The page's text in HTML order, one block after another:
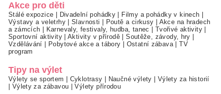
Akce pro děti
Stálé expozice Divadelní pohádky Filmy a pohádky v kinech
Výstavy a veletrhy|Slavnosti Poutě a cirkusy
Akce na hradech
a zámcích
Karnevaly, festivaly, hudba, tanec Tvořivé aktivity
Sportovní aktivity|Aktivity v přírodě |Soutěže, závody, hry
Vzdělávání
Pobytové akce a tábory Ostatní zábava|TV
program
Tipy na výlet
Výlety se sportem Cyklotrasy Naučné výlety
Výlety za historií
Výlety za zábavou |Výlety přírodou